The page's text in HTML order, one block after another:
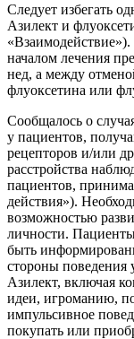
Следует избегать
Азилект и
началом лечения
нед, а между
флуоксетина или
Сообщалось о
у пациентов,
рецепторов и/или
расстройства
пациентов,
действия»).
возможностью
личности.
быть
стороны
Азилект, включая
идеи, игроманию,
импульсивное
покупать или